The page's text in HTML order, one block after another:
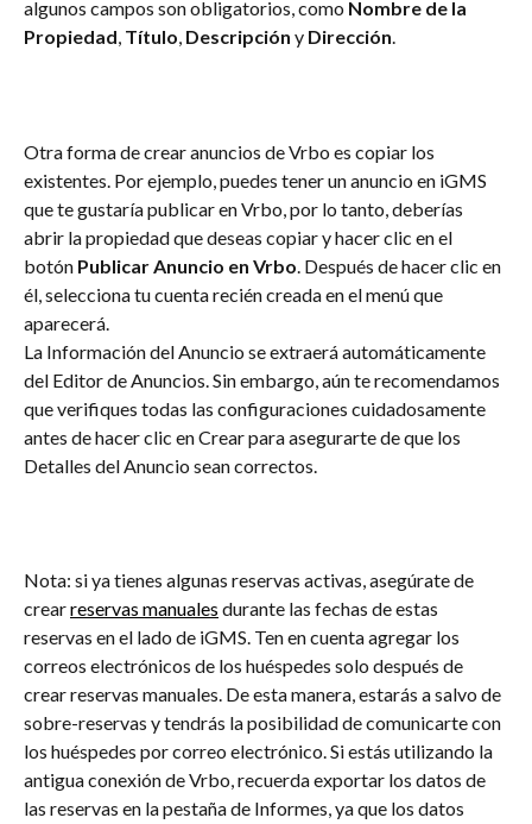
algunos campos son obligatorios, como Nombre de la
Propiedad Título Descripción y Dirección
Otra forma de crear anuncios de Vrbo es copiar los
existentes. Por ejemplo, puedes tener un anuncio en iGMS
que te gustaría publicar en Vrbo, por lo tanto, deberías
abrir la propiedad que deseas copiar y hacer clic en el
botón Publicar Anuncio en Vrbo . Después de hacer clic en
él, selecciona tu cuenta recién creada en el menú que
aparecerá.
La Información del Anuncio se extraerá automáticamente
del Editor de Anuncios. Sin embargo, aún te recomendamos
que verifiques todas las configuraciones cuidadosamente
antes de hacer clic en Crear para asegurarte de que los
Detalles del Anuncio sean correctos.
Nota: si ya tienes algunas reservas activas, asegúrate de
crear reservas manuales durante las fechas de estas
reservas en el lado de iGMS. Ten en cuenta agregar los
correos electrónicos de los huéspedes solo después de
crear reservas manuales. De esta manera, estarás a salvo de
sobre-reservas y tendrás la posibilidad de comunicarte con
los huéspedes por correo electrónico. Si estás utilizando la
antigua conexión de Vrbo, recuerda exportar los datos de
las reservas en la pestaña de Informes, ya que los datos